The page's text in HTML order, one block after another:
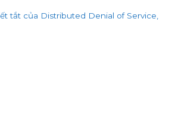
tắt của Distributed Denial of Service,